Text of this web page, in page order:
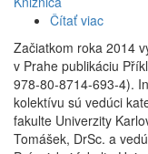
Čítať viac
Michal
Luboš
Tichý
a
kol.,
Začiatkom roka 2014
v Prahe publikáciu
978-80-8714-693-4).
kolektívu sú vedúci
fakulte Univerzity
Tomášek, DrSc. a